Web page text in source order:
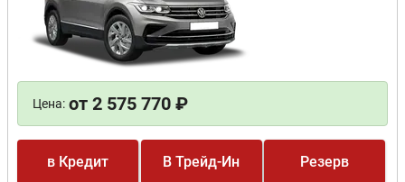
Цена: от 2 575 770 ₽
в Кредит В Трейд-Ин Резерв